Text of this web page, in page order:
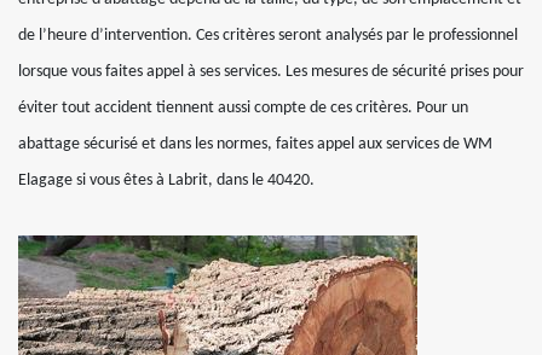
de l’heure d’intervention. Ces critères seront analysés par le professionnel
lorsque vous faites appel à ses services. Les mesures de sécurité prises pour
éviter tout accident tiennent aussi compte de ces critères. Pour un
abattage sécurisé et dans les normes, faites appel aux services de WM
Elagage si vous êtes à Labrit, dans le 40420.